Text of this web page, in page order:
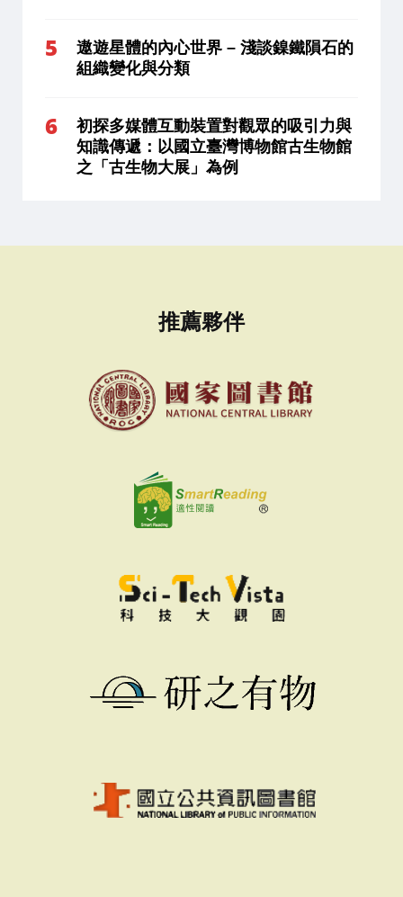
遨遊星體的內心世界 – 淺談鎳鐵隕石的
組織變化與分類
初探多媒體互動裝置對觀眾的吸引力與
知識傳遞：以國立臺灣博物館古生物館
之「古生物大展」為例
推薦夥伴